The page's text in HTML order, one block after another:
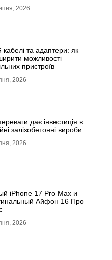
2026
кабелі та адаптери: як
можливості
пристроїв
2026
дає інвестиція в
залізобетонні вироби
2026
iPhone 17 Pro Max и
Айфон 16 Про
2026